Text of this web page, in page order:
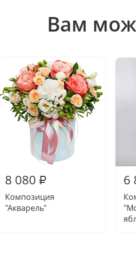
Вам
8 080 ₽
Композиция
"Акварель"
6